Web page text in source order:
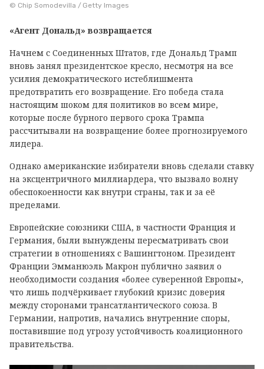
© Chip Somodevilla / Getty Images
«Агент Дональд» возвращается
Начнем с Соединенных Штатов, где Дональд Трамп
вновь занял президентское кресло, несмотря на все
усилия демократического истеблишмента
предотвратить его возвращение. Его победа стала
настоящим шоком для политиков во всем мире,
которые после бурного первого срока Трампа
рассчитывали на возвращение более прогнозируемого
лидера.
Однако американские избиратели вновь сделали ставку
на эксцентричного миллиардера, что вызвало волну
обеспокоенности как внутри страны, так и за её
пределами.
Европейские союзники США, в частности Франция и
Германия, были вынуждены пересматривать свои
стратегии в отношениях с Вашингтоном. Президент
Франции Эмманюэль Макрон публично заявил о
необходимости создания «более суверенной Европы»,
что лишь подчёркивает глубокий кризис доверия
между сторонами трансатлантического союза. В
Германии, напротив, начались внутренние споры,
поставившие под угрозу устойчивость коалиционного
правительства.